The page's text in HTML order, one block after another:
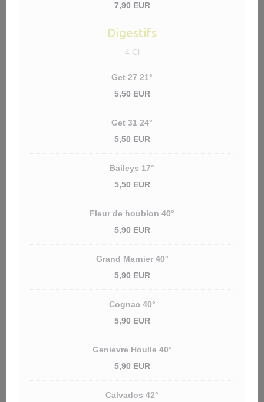
7,90 EUR
Digestifs
4 Cl
Get 27 21°
5,50 EUR
Get 31 24°
5,50 EUR
Baileys 17°
5,50 EUR
Fleur de houblon 40°
5,90 EUR
Grand Marnier 40°
5,90 EUR
Cognac 40°
5,90 EUR
Genievre Houlle 40°
5,90 EUR
Calvados 42°